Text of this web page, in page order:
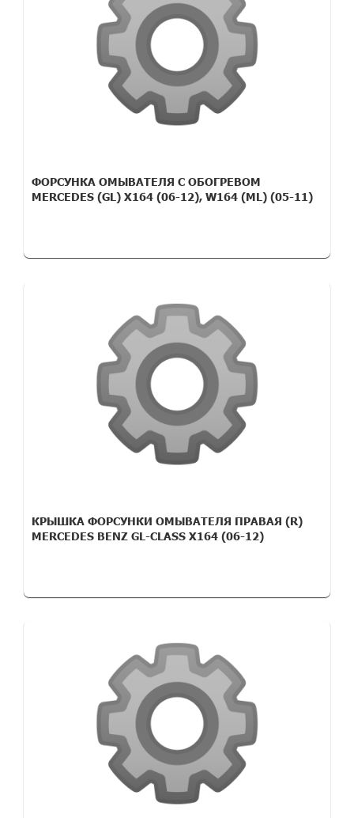
ФОРСУНКА ОМЫВАТЕЛЯ С ОБОГРЕВОМ
MERCEDES (GL) X164 (06-12), W164 (ML) (05-11)
КРЫШКА ФОРСУНКИ ОМЫВАТЕЛЯ ПРАВАЯ (R)
MERCEDES BENZ GL-CLASS X164 (06-12)